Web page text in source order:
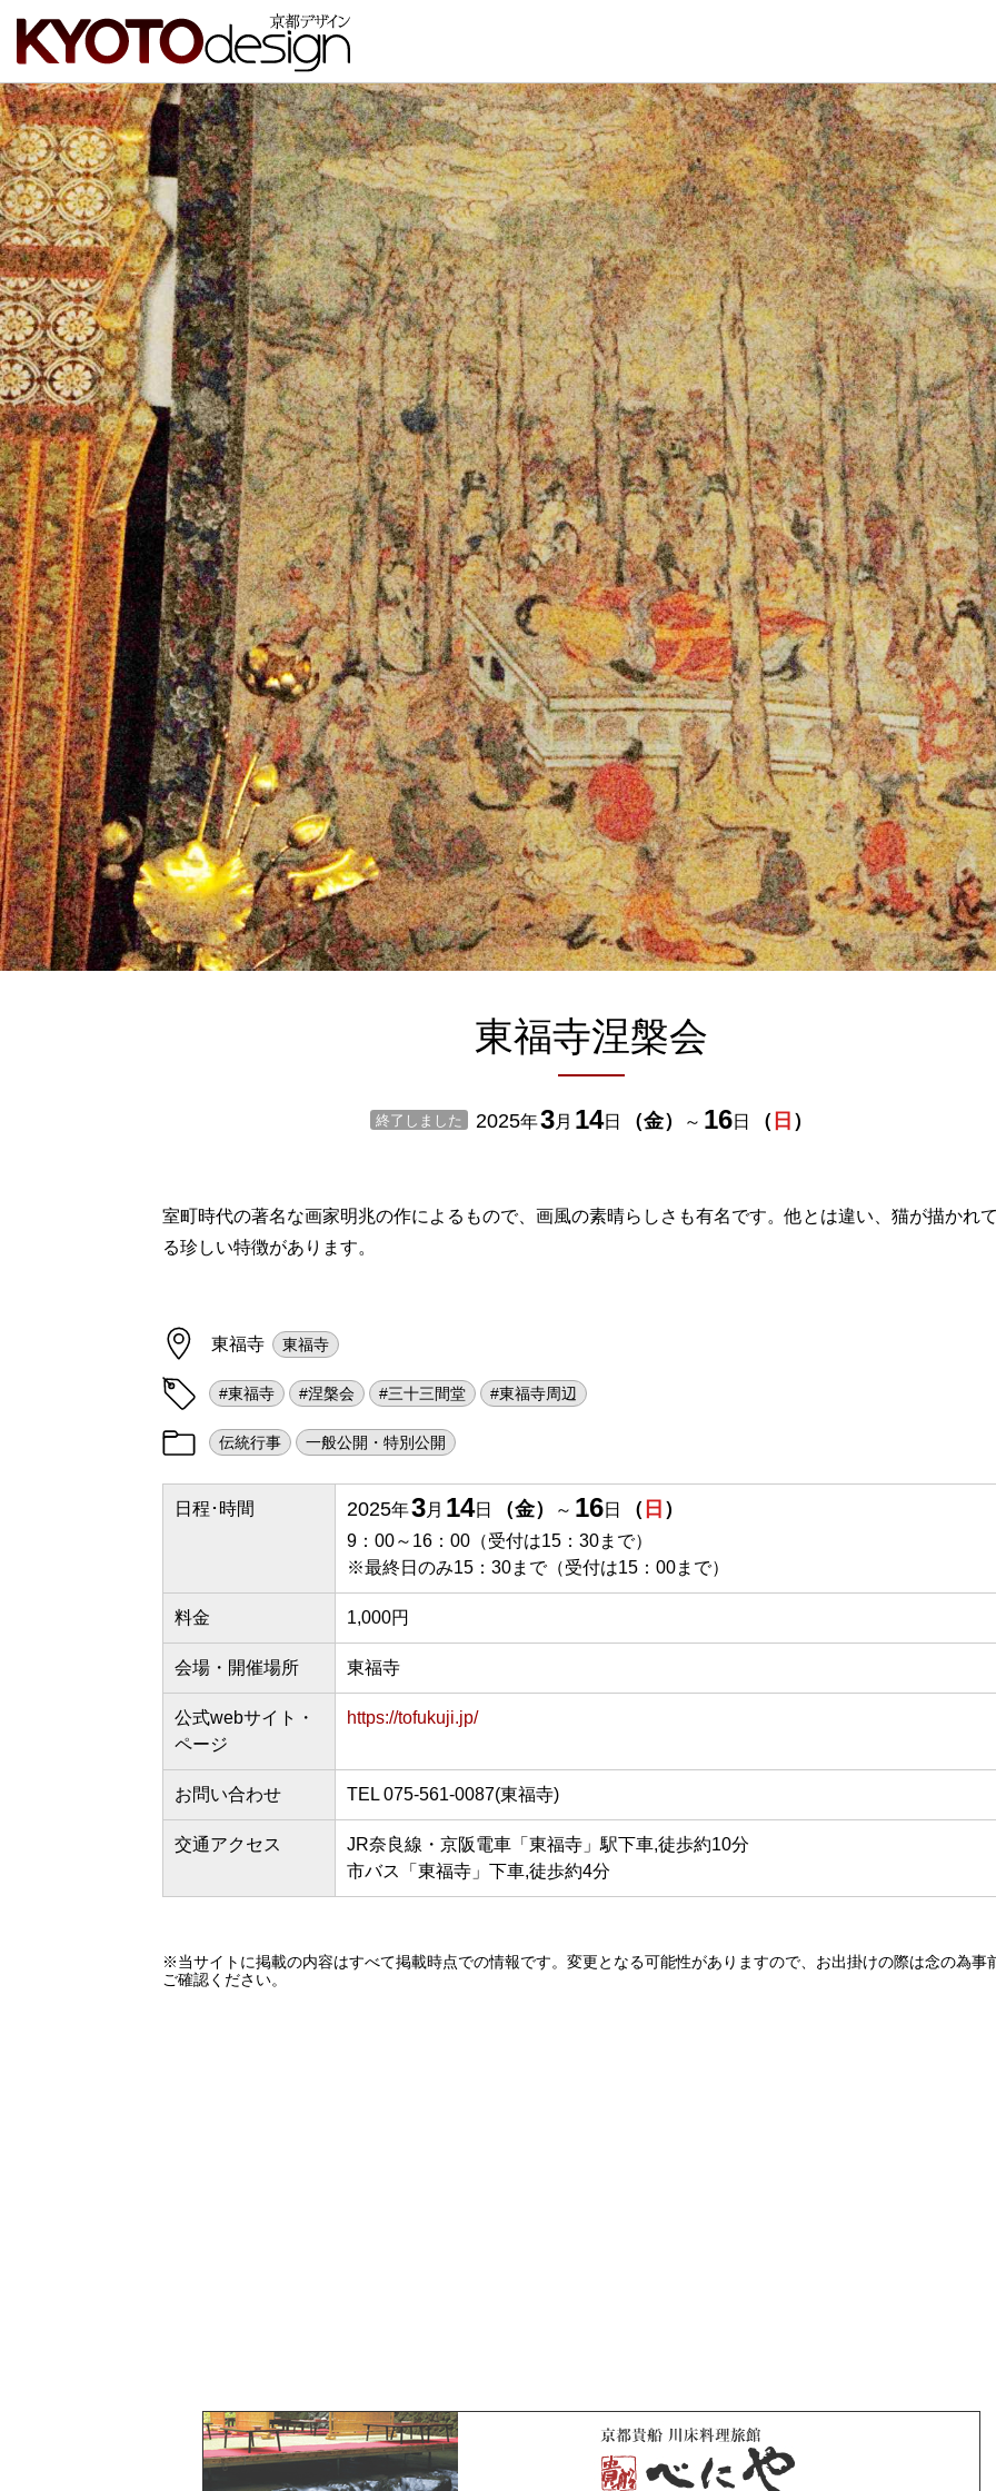
東福寺涅槃会
終了しました 2025年3月 14日 （金） ～ 16日 （ 日 ）
室町時代の著名な画家明兆の作によるもので、画風の素晴らしさも有名です。他とは違い、猫が描かれ
る珍しい特徴があります。
東福寺 東福寺
#東福寺 #涅槃会 #三十三間堂 #東福寺周辺
伝統行事 一般公開・特別公開
日程･時間 2025年3月 14日 （金） ～ 16日 （ 日 ）
9：00～16：00（受付は15：30まで）
※最終日のみ15：30まで（受付は15：00まで）
料金 1,000円
会場・開催場所 東福寺
公式webサイト・
ページ
https://tofukuji.jp/
お問い合わせ TEL 075-561-0087(東福寺)
交通アクセス
JR奈良線・京阪電車「東福寺」駅下車,徒歩約10分
市バス「東福寺」下車,徒歩約4分
※当サイトに掲載の内容はすべて掲載時点での情報です。変更となる可能性がありますので、お出掛けの際は念の為事
ご確認ください。